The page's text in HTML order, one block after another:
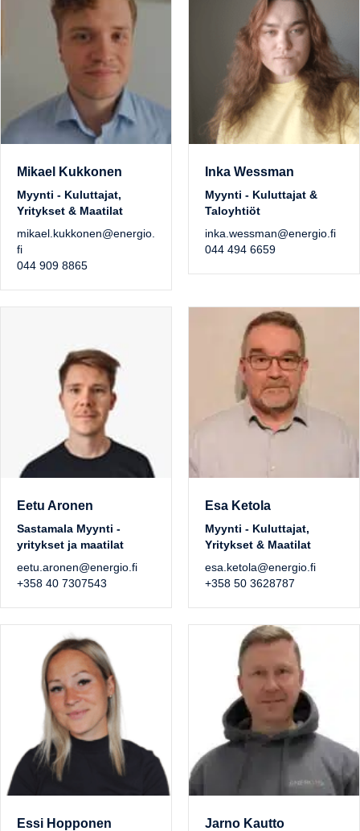
Mikael Kukkonen
Myynti - Kuluttajat,
Yritykset & Maatilat
mikael.kukkonen@energio.
fi
044 909 8865
Inka Wessman
Myynti - Kuluttajat &
Taloyhtiöt
inka.wessman@energio.fi
044 494 6659
Eetu Aronen
Sastamala Myynti -
yritykset ja maatilat
eetu.aronen@energio.fi
+358 40 7307543
Esa Ketola
Myynti - Kuluttajat,
Yritykset & Maatilat
esa.ketola@energio.fi
+358 50 3628787
Essi Hopponen Jarno Kautto